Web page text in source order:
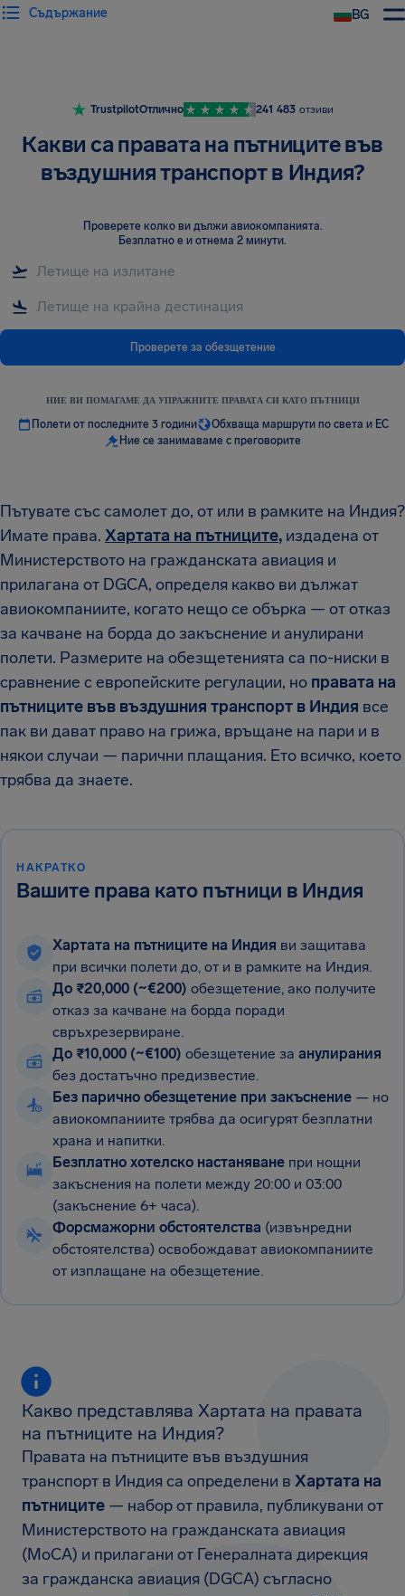
BG
Съдържание
TrustpilotОтлично 241 483 отзиви
Какви са правата на пътниците във
въздушния транспорт в Индия?
Проверете колко ви дължи авиокомпанията.
Безплатно е и отнема 2 минути.
Проверете за обезщетение
НИЕ ВИ ПОМАГАМЕ ДА УПРАЖНИТЕ ПРАВАТА СИ КАТО ПЪТНИЦИ
Полети от последните 3 години
Обхваща маршрути по света и ЕС
Ние се занимаваме с преговорите
Пътувате със самолет до, от или в рамките на Индия?
Имате права. Хартата на пътниците, издадена от
Министерството на гражданската авиация и
прилагана от DGCA, определя какво ви дължат
авиокомпаниите, когато нещо се обърка — от отказ
за качване на борда до закъснение и анулирани
полети. Размерите на обезщетенията са по-ниски в
сравнение с европейските регулации, но правата на
пътниците във въздушния транспорт в Индия все
пак ви дават право на грижа, връщане на пари и в
някои случаи — парични плащания. Ето всичко, което
трябва да знаете.
НАКРАТКО
Вашите права като пътници в Индия
Хартата на пътниците на Индия ви защитава
при всички полети до, от и в рамките на Индия.
До ₹20,000 (~€200) обезщетение, ако получите
отказ за качване на борда поради
свръхрезервиране.
До ₹10,000 (~€100) обезщетение за анулирания
без достатъчно предизвестие.
Без парично обезщетение при закъснение — но
авиокомпаниите трябва да осигурят безплатни
храна и напитки.
Безплатно хотелско настаняване при нощни
закъснения на полети между 20:00 и 03:00
(закъснение 6+ часа).
Форсмажорни обстоятелства (извънредни
обстоятелства) освобождават авиокомпаниите
от изплащане на обезщетение.
Какво представлява Хартата на правата
на пътниците на Индия?
Правата на пътниците във въздушния
транспорт в Индия са определени в Хартата на
пътниците — набор от правила, публикувани от
Министерството на гражданската авиация
(MoCA) и прилагани от Генералната дирекция
за гражданска авиация (DGCA) съгласно